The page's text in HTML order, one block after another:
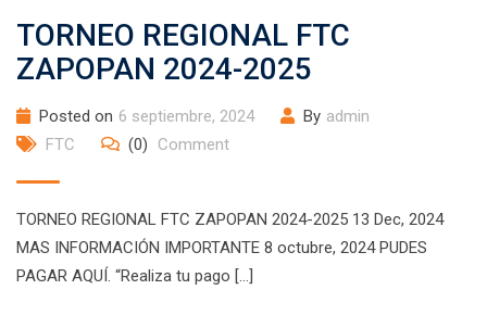
TORNEO REGIONAL FTC
ZAPOPAN 2024-2025
Posted on 6 septiembre, 2024 By admin
FTC
(0) Comment
TORNEO REGIONAL FTC ZAPOPAN 2024-2025 13 Dec, 2024
MAS INFORMACIÓN IMPORTANTE 8 octubre, 2024 PUDES
PAGAR AQUÍ. “Realiza tu pago […]